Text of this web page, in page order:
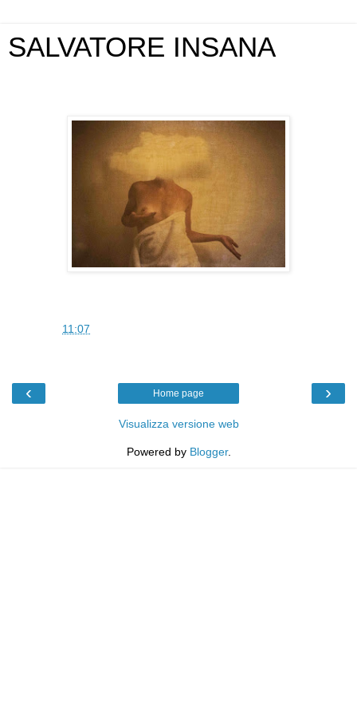
SALVATORE INSANA
11:07
‹ ›
Home page
Visualizza versione web
Powered by Blogger.